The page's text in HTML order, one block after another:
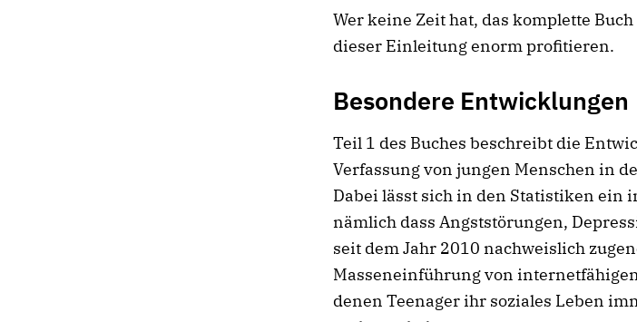
Wer keine Zeit hat, das komplette
dieser Einleitung enorm profitieren.
Besondere Entwicklungen
Teil 1 des Buches beschreibt die
Verfassung von jungen Menschen in
Dabei lässt sich in den Statistiken ein
nämlich dass Angststörungen,
seit dem Jahr 2010 nachweislich
Masseneinführung von
denen Teenager ihr soziales Leben